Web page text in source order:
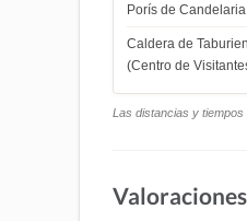
Porís de Candelaria
Caldera de
(Centro de
Las distancias y